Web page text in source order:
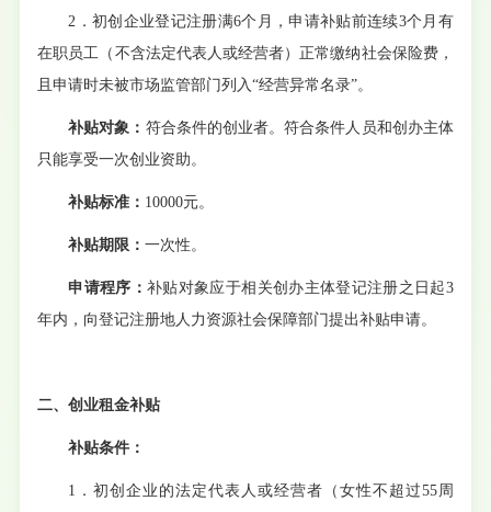
2．初创企业登记注册满6个月，申请补贴前连续3个月有
在职 员工
（不含法定代表人或经营者）正常缴纳社会保险费，
且申请时未被市场监管部门列入“经营异常名录”。
补贴对象： 符合条件的创业者。符合条件人员和创办主体
只能享受一次创业资助。
补贴标准： 10000元。
补贴期限：一次性。
申请程序： 补贴对象应于相关创办主体登记注册之日起3
年内，向登记注册地人力资源社会保障部门提出补贴申请。
二、创业租金补贴
补贴条件：
1．初创企业的法定代表人或经营者（女性不超过55周